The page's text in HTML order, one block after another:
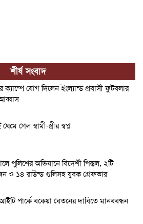
শীর্ষ সংবাদ
ক্যাম্পে যোগ দিলেন ইংল্যান্ড প্রবাসী ফুটবলার
গেল স্বামী-স্ত্রীর স্বপ্ন
পুলিশের অভিযানে বিদেশী পিস্তল, ২টি
ও ১৪ রাউন্ড গুলিসহ যুবক গ্রেফতার
পার্কে বকেয়া বেতনের দাবিতে মানববন্ধন